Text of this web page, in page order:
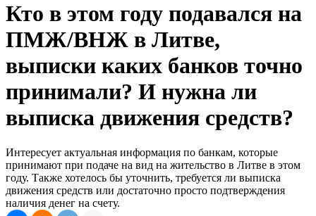
Кто в этом году подавался на
ПМЖ/ВНЖ в Литве,
выписки каких банков точно
принимали? И нужна ли
выписка движения средств?
Интересует актуальная информация по банкам, которые
принимают при подаче на вид на жительство в Литве в этом
году. Также хотелось бы уточнить, требуется ли выписка
движения средств или достаточно просто подтверждения
наличия денег на счету.